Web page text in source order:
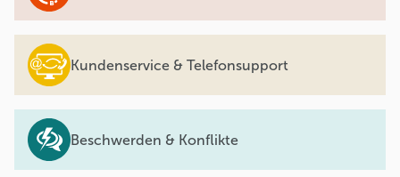
Kundenservice & Telefonsupport
Beschwerden & Konflikte